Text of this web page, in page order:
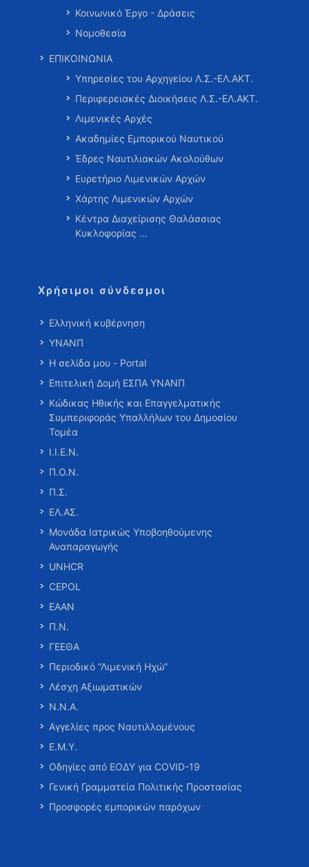
Κοινωνικό Έργο - Δράσεις
Νομοθεσία
ΕΠΙΚΟΙΝΩΝΙΑ
Υπηρεσίες του Αρχηγείου Λ.Σ.-ΕΛ.ΑΚΤ.
Περιφερειακές Διοικήσεις Λ.Σ.-ΕΛ.ΑΚΤ.
Λιμενικές Αρχές
Ακαδημίες Εμπορικού Ναυτικού
Έδρες Ναυτιλιακών Ακολούθων
Ευρετήριο Λιμενικών Αρχών
Χάρτης Λιμενικών Αρχών
Κέντρα Διαχείρισης Θαλάσσιας
Κυκλοφορίας …
Χρήσιμοι σύνδεσμοι
Ελληνική κυβέρνηση
ΥΝΑΝΠ
Η σελίδα μου - Portal
Επιτελική Δομή ΕΣΠΑ ΥΝΑΝΠ
Κώδικας Ηθικής και Επαγγελματικής
Συμπεριφοράς Υπαλλήλων του Δημοσίου
Τομέα
Ι.Ι.Ε.Ν.
Π.Ο.Ν.
Π.Σ.
ΕΛ.ΑΣ.
Μονάδα Ιατρικώς Υποβοηθούμενης
Αναπαραγωγής
UNHCR
CEPOL
ΕΑΑΝ
Π.Ν.
ΓΕΕΘΑ
Περιοδικό “Λιμενική Ηχώ”
Λέσχη Αξιωματικών
Ν.Ν.Α.
Αγγελίες προς Ναυτιλλομένους
Ε.Μ.Υ.
Οδηγίες από ΕΟΔΥ για COVID-19
Γενική Γραμματεία Πολιτικής Προστασίας
Προσφορές εμπορικών παρόχων